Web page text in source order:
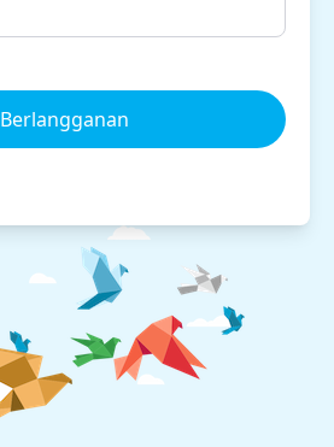
Berlangganan